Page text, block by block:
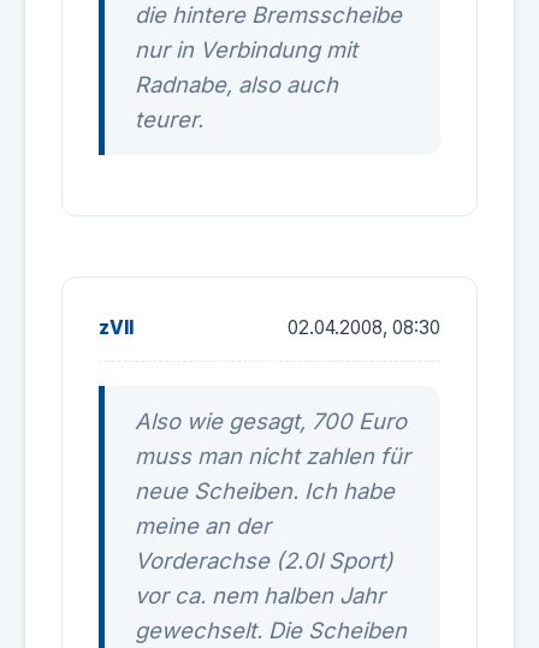
die hintere Bremsscheibe
nur in Verbindung mit
Radnabe, also auch
teurer.
zVII 02.04.2008, 08:30
Also wie gesagt, 700 Euro
muss man nicht zahlen für
neue Scheiben. Ich habe
meine an der
Vorderachse (2.0l Sport)
vor ca. nem halben Jahr
gewechselt. Die Scheiben